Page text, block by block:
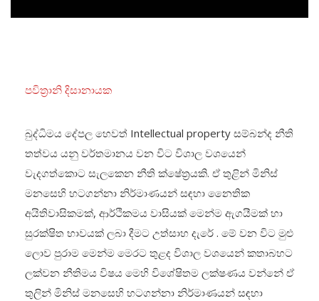
පවිත්‍රානි දිසානායක
බුද්ධිමය දේපල හෙවත් Intellectual property සම්බන්ද නීති
තත්වය යනු වර්තමානය වන විට විශාල වශයෙන්
වැදගත්කොට සැලකෙන නීති ක්ෂේත්‍රයකි. ඒ තුළින් මිනිස්
මනසෙහි හටගන්නා නිර්මාණයන් සඳහා නෛතික
අයිතිවාසිකමක්, ආර්ථිකමය වාසියක් මෙන්ම ඇගයීමක් හා
සුරක්ෂිත භාවයක් ලබා දීමට උත්සාහ දැරේ . මේ වන විට මුළු
ලොව පුරාම මෙන්ම මෙරට තුළද විශාල වශයෙන් කතාබහට
ලක්වන නීතිමය විෂය මෙහි විශේෂිතම ලක්ෂණය වන්නේ ඒ
තුලින් මිනිස් මනසෙහි හටගන්නා නිර්මාණයන් සඳහා